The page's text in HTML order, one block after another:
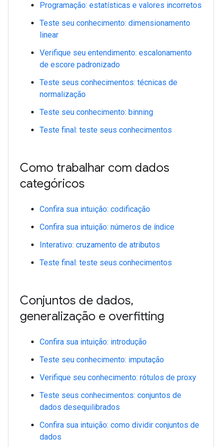
Programação: estatísticas e valores incorretos
Teste seu conhecimento: dimensionamento
linear
Verifique seu entendimento: escalonamento
de escore padronizado
Teste seus conhecimentos: técnicas de
normalização
Teste seu conhecimento: binning
Teste final: teste seus conhecimentos
Como trabalhar com dados
categóricos
Confira sua intuição: codificação
Confira sua intuição: números de índice
Interativo: cruzamento de atributos
Teste final: teste seus conhecimentos
Conjuntos de dados,
generalização e overfitting
Confira sua intuição: introdução
Teste seu conhecimento: imputação
Verifique seu conhecimento: rótulos de proxy
Teste seus conhecimentos: conjuntos de
dados desequilibrados
Confira sua intuição: como dividir conjuntos de
dados